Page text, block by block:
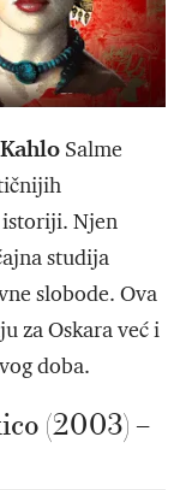
Salme
Njen
studija
slobode. Ova
za Oskara već i
doba.
(2003) –